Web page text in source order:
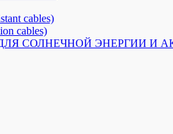
cables)
cables)
ЭНЕРГИИ И